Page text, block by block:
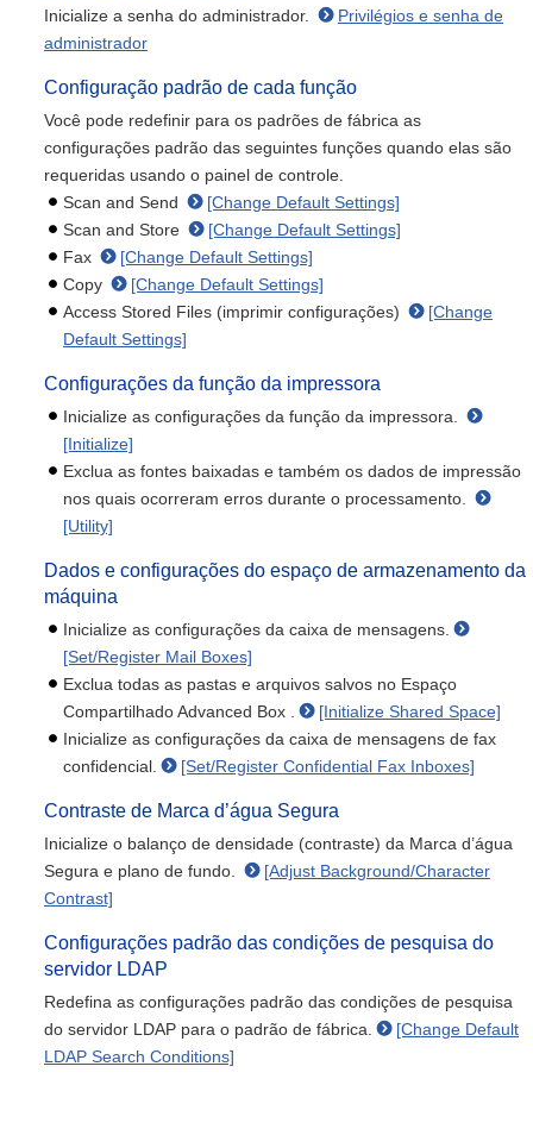
Inicialize a senha do administrador.
Privilégios e senha de
administrador
Configuração padrão de cada função
Você pode redefinir para os padrões de fábrica as
configurações padrão das seguintes funções quando elas são
requeridas usando o painel de controle.
Scan and Send
[Change Default Settings]
Scan and Store
[Change Default Settings]
Fax
[Change Default Settings]
Copy
[Change Default Settings]
Access Stored Files (imprimir configurações)
[Change
Default Settings]
Configurações da função da impressora
Inicialize as configurações da função da impressora.
[Initialize]
Exclua as fontes baixadas e também os dados de impressão
nos quais ocorreram erros durante o processamento.
[Utility]
Dados e configurações do espaço de armazenamento da
máquina
Inicialize as configurações da caixa de mensagens.
[Set/Register Mail Boxes]
Exclua todas as pastas e arquivos salvos no Espaço
Compartilhado Advanced Box .
[Initialize Shared Space]
Inicialize as configurações da caixa de mensagens de fax
confidencial.
[Set/Register Confidential Fax Inboxes]
Contraste de Marca d’água Segura
Inicialize o balanço de densidade (contraste) da Marca d’água
Segura e plano de fundo.
[Adjust Background/Character
Contrast]
Configurações padrão das condições de pesquisa do
servidor LDAP
Redefina as configurações padrão das condições de pesquisa
do servidor LDAP para o padrão de fábrica.
[Change Default
LDAP Search Conditions]